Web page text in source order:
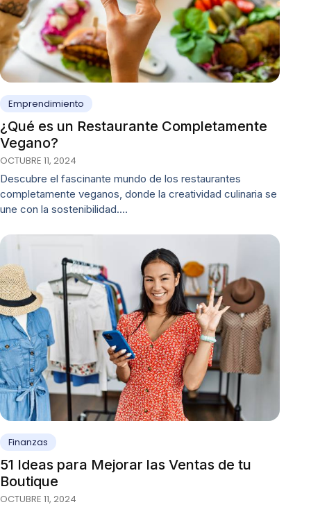
Emprendimiento
¿Qué es un Restaurante Completamente
Vegano?
OCTUBRE 11, 2024
Descubre el fascinante mundo de los restaurantes
completamente veganos, donde la creatividad culinaria se
une con la sostenibilidad.…
Finanzas
51 Ideas para Mejorar las Ventas de tu
Boutique
OCTUBRE 11, 2024